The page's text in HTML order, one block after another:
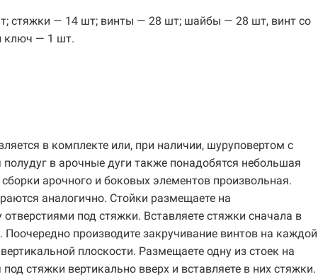
стяжки — 14 шт; винты — 28 шт; шайбы — 28 шт, винт со
ключ — 1 шт.
в комплекте или, при наличии, шуруповертом с
в арочные дуги также понадобятся небольшая
арочного и боковых элементов произвольная.
аналогично. Стойки размещаете на
отверстиями под стяжки. Вставляете стяжки сначала в
производите закручивание винтов на каждой
плоскости. Размещаете одну из стоек на
стяжки вертикально вверх и вставляете в них стяжки.